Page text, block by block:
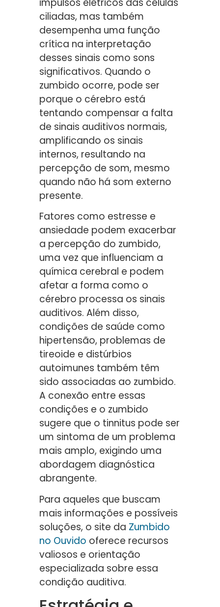
ciliadas, mas também
desempenha uma função
crítica na interpretação
desses sinais como sons
significativos. Quando o
zumbido ocorre, pode ser
porque o cérebro está
tentando compensar a falta
de sinais auditivos normais,
amplificando os sinais
internos, resultando na
percepção de som, mesmo
quando não há som externo
presente.
Fatores como estresse e
ansiedade podem exacerbar
a percepção do zumbido,
uma vez que influenciam a
química cerebral e podem
afetar a forma como o
cérebro processa os sinais
auditivos. Além disso,
condições de saúde como
hipertensão, problemas de
tireoide e distúrbios
autoimunes também têm
sido associadas ao zumbido.
A conexão entre essas
condições e o zumbido
sugere que o tinnitus pode ser
um sintoma de um problema
mais amplo, exigindo uma
abordagem diagnóstica
abrangente.
Para aqueles que buscam
mais informações e possíveis
soluções, o site da Zumbido
no Ouvido oferece recursos
valiosos e orientação
especializada sobre essa
condição auditiva.